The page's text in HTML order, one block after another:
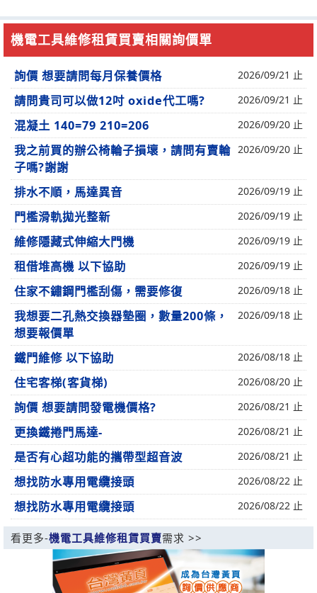
機電工具維修租賃買賣相關詢價單
詢價 想要請問每月保養價格 2026/09/21 止
請問貴司可以做12吋 oxide代工嗎? 2026/09/21 止
混凝土 140=79 210=206 2026/09/20 止
我之前買的辦公椅輪子損壞，請問有賣輪
子嗎?謝謝
2026/09/20 止
排水不順，馬達異音 2026/09/19 止
門檻滑軌拋光整新 2026/09/19 止
維修隱藏式伸縮大門機 2026/09/19 止
租借堆高機 以下協助 2026/09/19 止
住家不鏽鋼門檻刮傷，需要修復 2026/09/18 止
我想要二孔熱交換器墊圈，數量200條，
想要報價單
2026/09/18 止
鐵門維修 以下協助 2026/08/18 止
住宅客梯(客貨梯) 2026/08/20 止
詢價 想要請問發電機價格? 2026/08/21 止
更換鐵捲門馬達- 2026/08/21 止
是否有心超功能的攜帶型超音波 2026/08/21 止
想找防水專用電纜接頭 2026/08/22 止
想找防水專用電纜接頭 2026/08/22 止
看更多-機電工具維修租賃買賣需求 >>